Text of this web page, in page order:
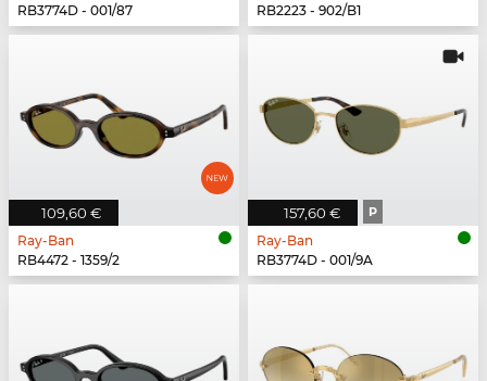
RB3774D - 001/87
RB2223 - 902/B1
109,60 €
Ray-Ban
RB4472 - 1359/2
157,60 € P
Ray-Ban
RB3774D - 001/9A